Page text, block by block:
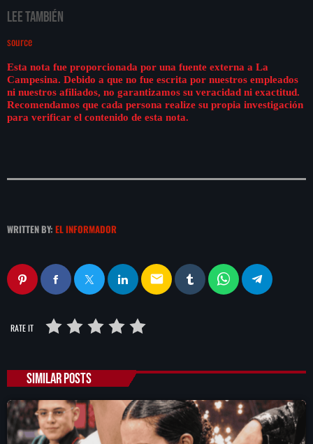
Lee También
source
Esta nota fue proporcionada por una fuente externa a La
Campesina. Debido a que no fue escrita por nuestros empleados
ni nuestros afiliados, no garantizamos su veracidad ni exactitud.
Recomendamos que cada persona realize su propia investigación
para verificar el contenido de esta nota.
WRITTEN BY: EL INFORMADOR
email
RATE IT
SIMILAR POSTS